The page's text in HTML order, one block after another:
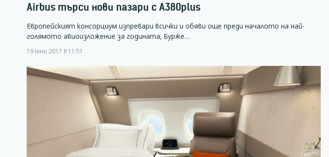
Airbus търси нови пазари с A380plus
Европейският консорциум изпревари всички и обяви още преди началото на най-
голямото авиоизложение за годината, Бурже…
19 юни 2017 в 11:51